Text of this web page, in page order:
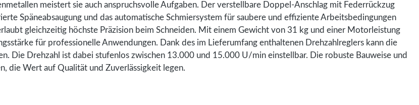
meistert sie auch anspruchsvolle Aufgaben. Der verstellbare Doppel-Anschlag mit Federrückzug
Späneabsaugung und das automatische Schmiersystem für saubere und effiziente Arbeitsbedingungen
gleichzeitig höchste Präzision beim Schneiden. Mit einem Gewicht von 31 kg und einer Motorleistung
für professionelle Anwendungen. Dank des im Lieferumfang enthaltenen Drehzahlreglers kann die
Die Drehzahl ist dabei stufenlos zwischen 13.000 und 15.000 U/min einstellbar. Die robuste Bauweise und
die Wert auf Qualität und Zuverlässigkeit legen.